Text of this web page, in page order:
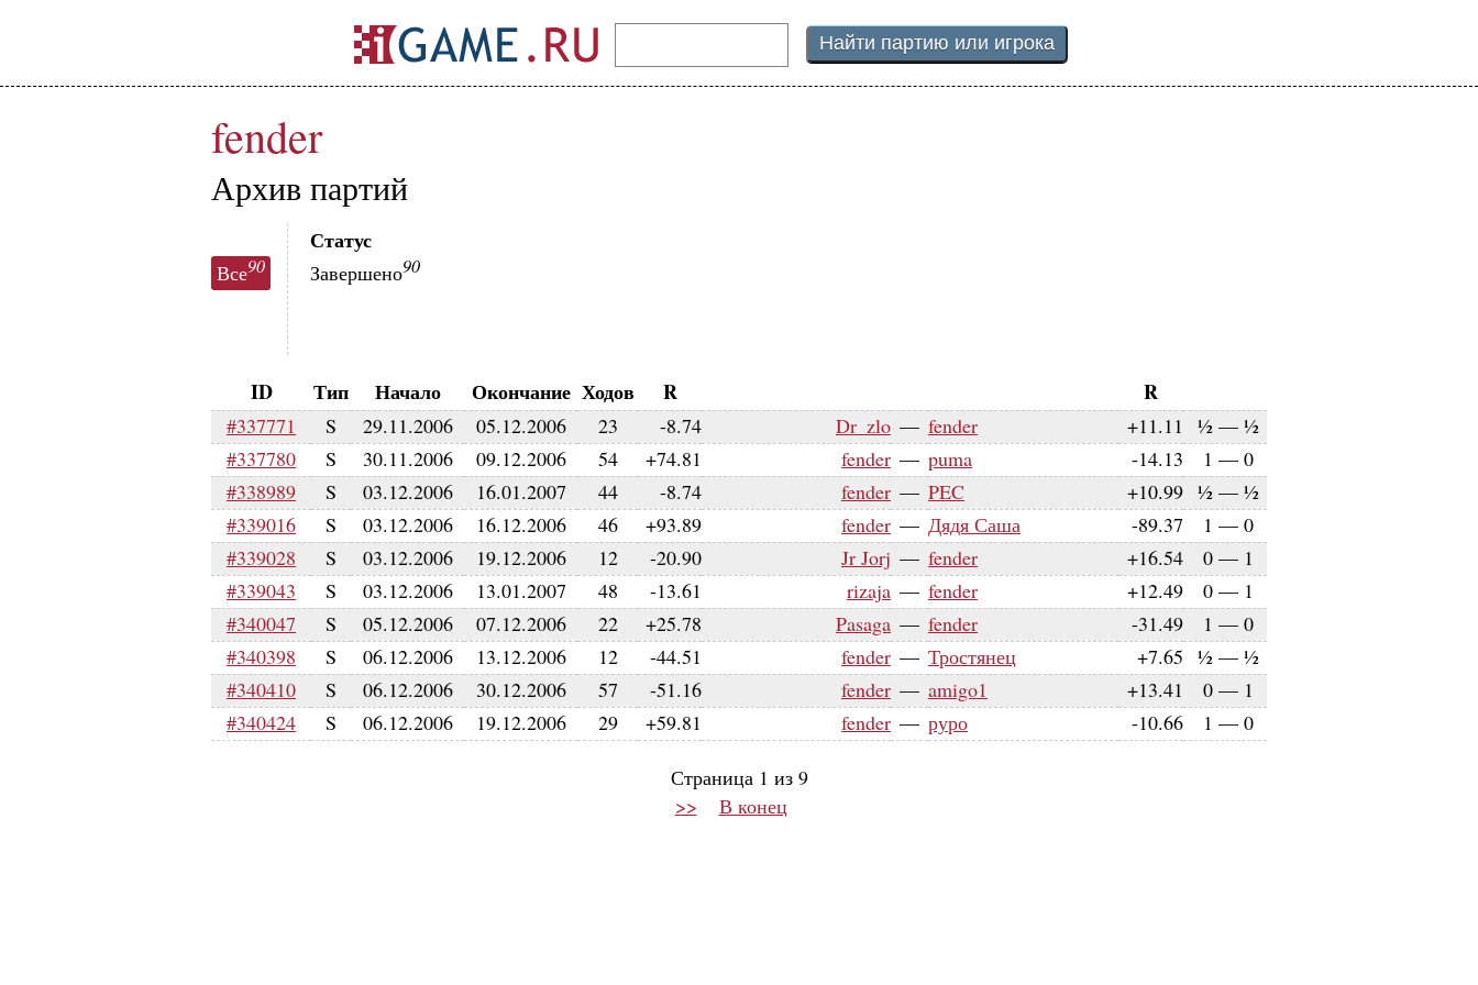
fender
Архив партий
Все90
Статус
Завершено90
ID Тип Начало Окончание Ходов R R
#337771 S 29.11.2006 05.12.2006 23 -8.74 Dr_zlo — fender +11.11 ½— ½
#337780
S 30.11.2006 09.12.2006 54 +74.81 fender — puma -14.13 1 — 0
#338989
S 03.12.2006 16.01.2007 44 -8.74 fender — PEC +10.99 ½— ½
#339016
S 03.12.2006 16.12.2006 46 +93.89 fender — Дядя Саша -89.37 1 — 0
#339028
S 03.12.2006 19.12.2006 12 -20.90 Jr Jorj — fender +16.54 0— 1
#339043
S 03.12.2006 13.01.2007 48 -13.61 rizaja — fender +12.49 0— 1
#340047
S 05.12.2006 07.12.2006 22 +25.78 Pasaga — fender -31.49 1 — 0
#340398
S 06.12.2006 13.12.2006 12 -44.51 fender — Тростянец +7.65 ½— ½
#340410
S 06.12.2006 30.12.2006 57 -51.16 fender — amigo1 +13.41 0— 1
#340424
S 06.12.2006 19.12.2006 29 +59.81 fender — руро -10.66 1 — 0
Страница 1 из 9
>>
В конец